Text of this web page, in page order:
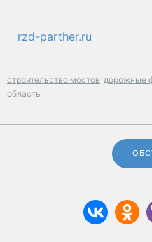
rzd-parther.ru
строительство мостов дорожные
область